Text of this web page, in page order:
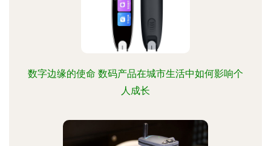
数字边缘的使命 数码产品在城市生活中如何影响个
人成长